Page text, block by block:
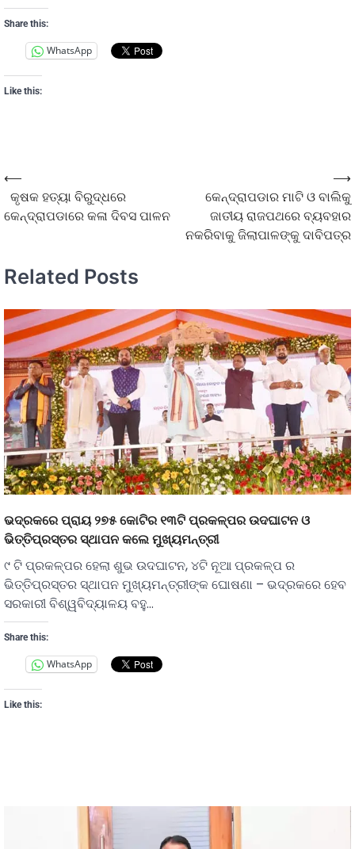
Share this:
WhatsApp
Like this:
⟵
କୃଷକ ହତ୍ୟା ବିରୁଦ୍ଧରେ
କେନ୍ଦ୍ରାପଡାରେ କଳା ଦିବସ ପାଳନ
କେନ୍ଦ୍ରାପଡାର ମାଟି ଓ ବାଲିକୁ
ଜାତୀୟ ରାଜପଥରେ ବ୍ୟବହାର
ନକରିବାକୁ ଜିଲାପାଳଙ୍କୁ ଦାବିପତ୍ର
⟶
Related Posts
ଭଦ୍ରକରେ ପ୍ରାୟ ୨୭୫ କୋଟିର ୧୩ଟି ପ୍ରକଳ୍ପର ଉଦଘାଟନ ଓ
ଭିତ୍ତିପ୍ରସ୍ତର ସ୍ଥାପନ କଲେ ମୁଖ୍ୟମନ୍ତ୍ରୀ
୯ ଟି ପ୍ରକଳ୍ପର ହେଲା ଶୁଭ ଉଦଘାଟନ, ୪ଟି ନୂଆ ପ୍ରକଳ୍ପ ର
ଭିତ୍ତିପ୍ରସ୍ତର ସ୍ଥାପନ ମୁଖ୍ୟମନ୍ତ୍ରୀଙ୍କ ଘୋଷଣା – ଭଦ୍ରକରେ ହେବ
ସରକାରୀ ବିଶ୍ୱବିଦ୍ୟାଳୟ ବହୁ…
Share this:
WhatsApp
Like this: